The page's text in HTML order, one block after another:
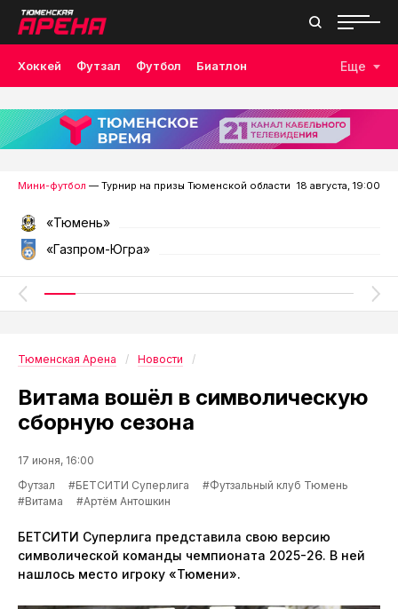
Хоккей Футзал Футбол Биатлон
Лыжные гонки Волейбол Плавание Дзюдо
Скалолазание Велоспорт Бокс
Еще
Мини-футбол — Турнир на призы Тюменской области 18 августа, 19:00
«Тюмень»
«Газпром-Югра»
Тюменская Арена Новости
Витама вошёл в символическую
сборную сезона
17 июня, 16:00
Футзал
#БЕТСИТИ Суперлига
#Футзальный клуб Тюмень
#Витама
#Артём Антошкин
БЕТСИТИ Суперлига представила свою версию
символической команды чемпионата 2025-26. В ней
нашлось место игроку «Тюмени».